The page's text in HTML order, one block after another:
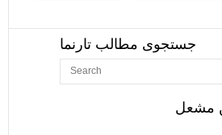
جستجوی مطالب تارنما
مشعل